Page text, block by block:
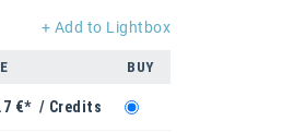
+ Add to Lightbox
BUY
€* / Credits